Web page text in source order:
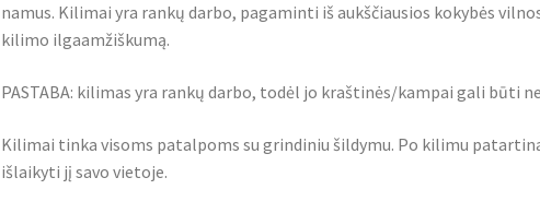
namus. Kilimai yra rankų darbo, pagaminti iš aukščiausios kokybės
kilimo ilgaamžiškumą.
PASTABA: kilimas yra rankų darbo, todėl jo kraštinės/kampai gali būti
Kilimai tinka visoms patalpoms su grindiniu šildymu. Po kilimu
išlaikyti jį savo vietoje.